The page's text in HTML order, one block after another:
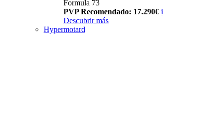
Formula 73
PVP Recomendado: 17.290€ i
Descubrir más
Hypermotard